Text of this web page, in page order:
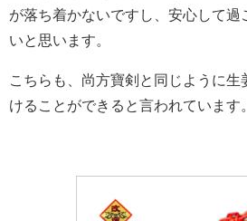
が落ち着かないですし、安心して過
いと思います。
こちらも、 尚方寶剣 と同じように生
けることができると言われています。